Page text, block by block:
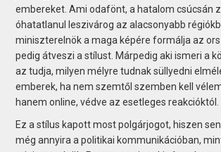
embereket. Ami odafönt, a hatalom csúcsán
óhatatlanul leszivárog az alacsonyabb
miniszterelnök a maga képére formálja az
pedig átveszi a stílust. Márpedig aki ismeri a
az tudja, milyen mélyre tudnak süllyedni
emberek, ha nem szemtől szemben kell
hanem online, védve az esetleges reakcióktól.
Ez a stílus kapott most polgárjogot, hiszen
még annyira a politikai kommunikációban,